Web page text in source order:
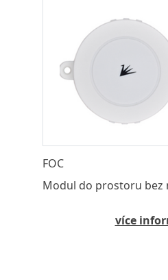
FOC
Modul do prostoru bez
více